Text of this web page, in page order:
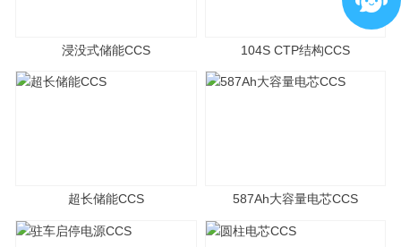
浸没式储能CCS 104S CTP结构CCS
超长储能CCS 587Ah大容量电芯CCS